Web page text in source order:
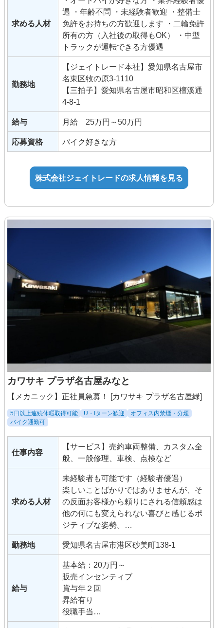
求める人材
遇 ・年齢不問 ・未経験者歓迎 ・整備士
免許をお持ちの方歓迎します ・二輪免許
所有の方（入社後の取得もOK） ・中型
トラックが運転できる方優遇
勤務地
【ジェイトレード本社】愛知県名古屋市
名東区牧の原3-1110
【三拍子】愛知県名古屋市昭和区檀溪通
4-8-1
給与 月給 25万円～50万円
応募資格 バイク好きな方
株式会社ジェイトレードの求人情報を見る
カワサキ プラザ名古屋みなと
【メカニック】正社員急募！ [カワサキ プラザ名古屋緑]
5日以上連続休暇取得可能 U・Iターン歓迎
オフィス内禁煙・分煙
バイク通勤可
仕事内容
【サービス】売約車両整備、カスタム全
般、一般修理、車検、点検など
求める人材
未経験者も可能です（経験者優遇）
楽しいことばかりではありませんが、そ
の反面お客様から頼りにされる信頼感は
他の何にも変えられない喜びと感じるポ
ジティブな姿勢。
ある程度のパソコン基本スキル。
勤務地
愛知県名古屋市港区砂美町138-1
給与
基本給：20万円～
販売インセンティブ
賞与年２回
昇給有り
役職手当
皆勤手当